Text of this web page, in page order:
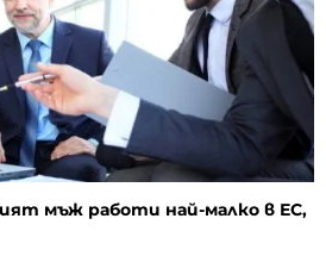
мъж работи най-малко в ЕС,